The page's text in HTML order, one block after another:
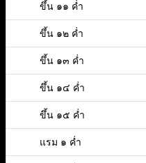
ขึ้น ๑๑ ค่ำ
ขึ้น ๑๒ ค่ำ
ขึ้น ๑๓ ค่ำ
ขึ้น ๑๔ ค่ำ
ขึ้น ๑๕ ค่ำ
แรม ๑ ค่ำ